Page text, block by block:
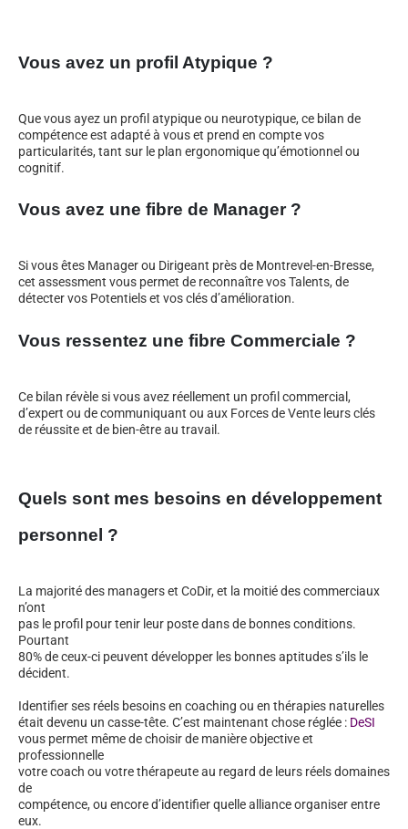
Vous avez un profil Atypique ?
Que vous ayez un profil atypique ou neurotypique, ce bilan de
compétence est adapté à vous et prend en compte vos
particularités, tant sur le plan ergonomique qu’émotionnel ou
cognitif.
Vous avez une fibre de Manager ?
Si vous êtes Manager ou Dirigeant près de Montrevel-en-Bresse,
cet assessment vous permet de reconnaître vos Talents, de
détecter vos Potentiels et vos clés d’amélioration.
Vous ressentez une fibre Commerciale ?
Ce bilan révèle si vous avez réellement un profil commercial,
d’expert ou de communiquant ou aux Forces de Vente leurs clés
de réussite et de bien-être au travail.
Quels sont mes besoins en développement
personnel ?
La majorité des managers et CoDir, et la moitié des commerciaux
n’ont
pas le profil pour tenir leur poste dans de bonnes conditions.
Pourtant
80% de ceux-ci peuvent développer les bonnes aptitudes s’ils le
décident.
Identifier ses réels besoins en coaching ou en thérapies naturelles
était devenu un casse-tête. C’est maintenant chose réglée : DeSI
vous permet même de choisir de manière objective et
professionnelle
votre coach ou votre thérapeute au regard de leurs réels domaines
de
compétence, ou encore d’identifier quelle alliance organiser entre
eux.